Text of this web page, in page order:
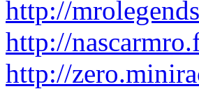
http://
http://
http://